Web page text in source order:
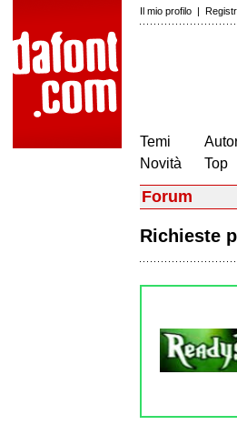
Il mio profilo |
Temi
Novità
Top
Forum
Richieste